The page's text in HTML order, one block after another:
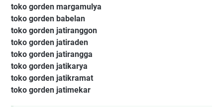
toko gorden margamulya
toko gorden babelan
toko gorden jatiranggon
toko gorden jatiraden
toko gorden jatirangga
toko gorden jatikarya
toko gorden jatikramat
toko gorden jatimekar